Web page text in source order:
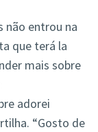
não entrou na
que terá la
mais sobre
adorei
“Gosto de